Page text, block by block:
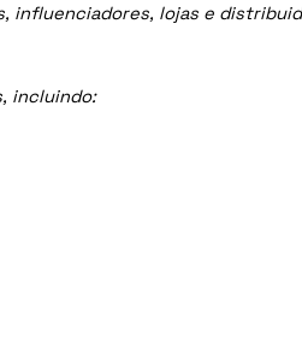
lojas e
incluindo: